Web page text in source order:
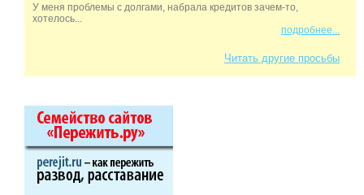
У меня проблемы с долгами, набрала кредитов зачем-то,
хотелось...
подробнее...
Читать другие просьбы